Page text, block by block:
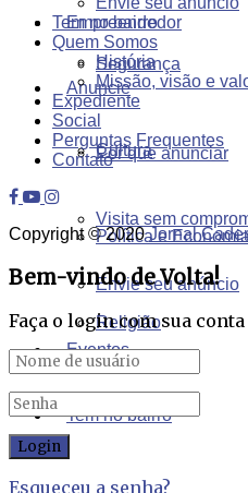
Empreendedor
Anuncie
Por que anunciar
Visita sem
Envie seu anúncio
Eventos
Tem no bairro
Segurança
Cultura
Política e Economia
Religião
Tem no bairro
Quem Somos
História
Missão, visão e
Expediente
Social
Perguntas Frequentes
Contato
Copyright © 2020Jornal
Bem-vindo de Volta!
Faça o login com sua conta
Esqueceu a senha?